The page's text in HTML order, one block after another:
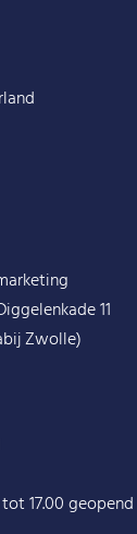
11
Zwolle)
17.00 geopend